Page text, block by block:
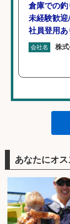
倉庫での
未経験歓
社員登用あ
会社名 株
あなたにオス